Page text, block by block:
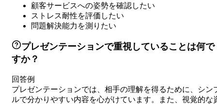
顧客サービスへの姿勢を確認したい
ストレス耐性を評価したい
問題解決能力を測りたい
プレゼンテーションで重視していることは何で
すか？
回答例
プレゼンテーションでは、相手の理解を得るために、シン
ルで分かりやすい内容を心がけています。また、視覚的な